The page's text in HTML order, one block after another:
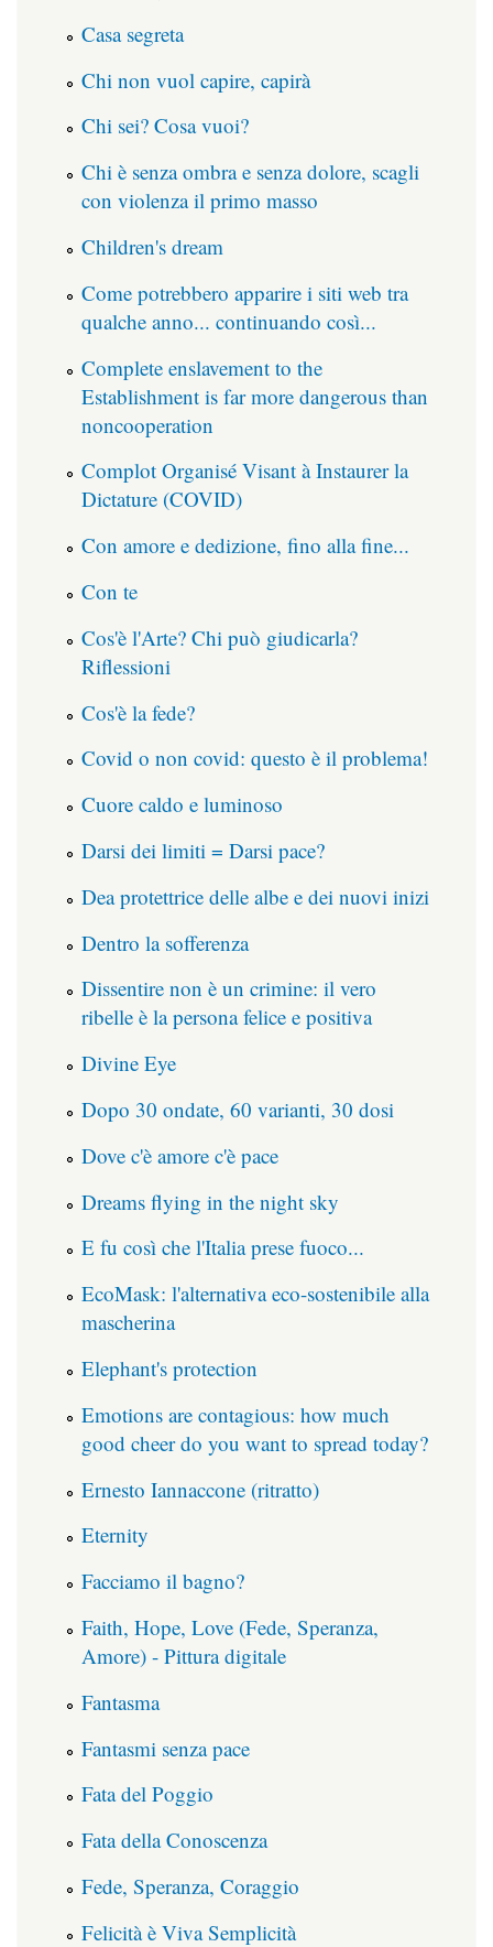
Casa segreta
Chi non vuol capire, capirà
Chi sei? Cosa vuoi?
Chi è senza ombra e senza dolore, scagli
con violenza il primo masso
Children's dream
Come potrebbero apparire i siti web tra
qualche anno... continuando così...
Complete enslavement to the
Establishment is far more dangerous than
noncooperation
Complot Organisé Visant à Instaurer la
Dictature (COVID)
Con amore e dedizione, fino alla fine...
Con te
Cos'è l'Arte? Chi può giudicarla?
Riflessioni
Cos'è la fede?
Covid o non covid: questo è il problema!
Cuore caldo e luminoso
Darsi dei limiti = Darsi pace?
Dea protettrice delle albe e dei nuovi inizi
Dentro la sofferenza
Dissentire non è un crimine: il vero
ribelle è la persona felice e positiva
Divine Eye
Dopo 30 ondate, 60 varianti, 30 dosi
Dove c'è amore c'è pace
Dreams flying in the night sky
E fu così che l'Italia prese fuoco...
EcoMask: l'alternativa eco-sostenibile alla
mascherina
Elephant's protection
Emotions are contagious: how much
good cheer do you want to spread today?
Ernesto Iannaccone (ritratto)
Eternity
Facciamo il bagno?
Faith, Hope, Love (Fede, Speranza,
Amore) - Pittura digitale
Fantasma
Fantasmi senza pace
Fata del Poggio
Fata della Conoscenza
Fede, Speranza, Coraggio
Felicità è Viva Semplicità